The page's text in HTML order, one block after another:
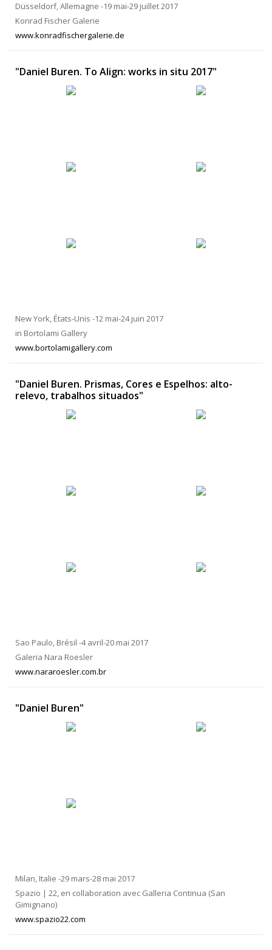
Düsseldorf, Allemagne -19 mai-29 juillet 2017
Konrad Fischer Galerie
www.konradfischergalerie.de
"Daniel Buren. To Align: works in situ 2017"
New York, États-Unis -12 mai-24 juin 2017
in Bortolami Gallery
www.bortolamigallery.com
"Daniel Buren. Prismas, Cores e Espelhos: alto-
relevo, trabalhos situados"
Sao Paulo, Brésil -4 avril-20 mai 2017
Galeria Nara Roesler
www.nararoesler.com.br
"Daniel Buren"
Milan, Italie -29 mars-28 mai 2017
Spazio | 22, en collaboration avec Galleria Continua (San
Gimignano)
www.spazio22.com